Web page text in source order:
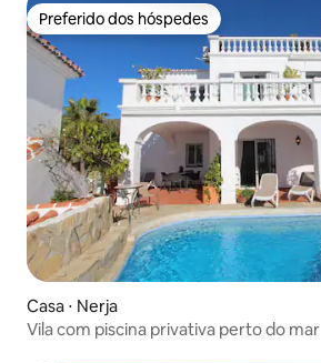
Preferido dos hóspedes
Preferido dos hóspedes
Casa ⋅ Nerja
Vila com piscina privativa perto do mar